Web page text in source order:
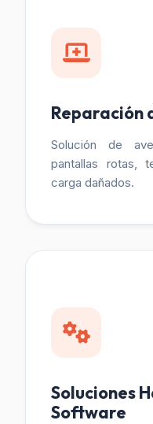
Reparación
Solución de
pantallas rotas,
carga dañados.
Soluciones
Software